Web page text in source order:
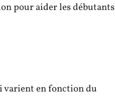
pour aider les débutants
varient en fonction du